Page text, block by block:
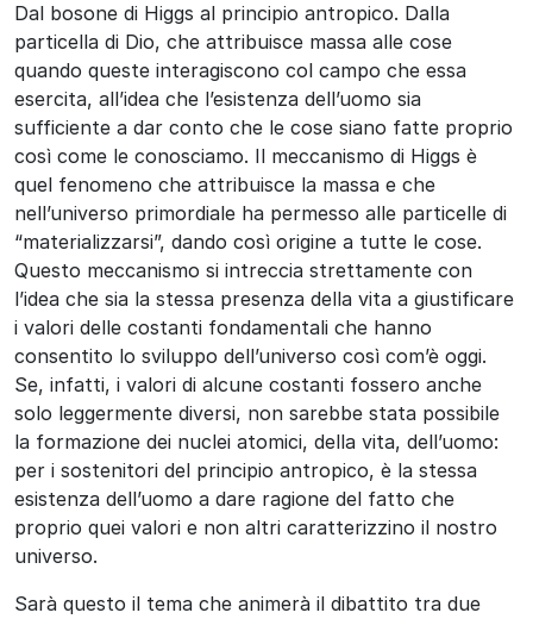
Dal bosone di Higgs al principio antropico. Dalla
particella di Dio, che attribuisce massa alle cose
quando queste interagiscono col campo che essa
esercita, all’idea che l’esistenza dell’uomo sia
sufficiente a dar conto che le cose siano fatte proprio
così come le conosciamo. Il meccanismo di Higgs è
quel fenomeno che attribuisce la massa e che
nell’universo primordiale ha permesso alle particelle di
“materializzarsi”, dando così origine a tutte le cose.
Questo meccanismo si intreccia strettamente con
l’idea che sia la stessa presenza della vita a giustificare
i valori delle costanti fondamentali che hanno
consentito lo sviluppo dell’universo così com’è oggi.
Se, infatti, i valori di alcune costanti fossero anche
solo leggermente diversi, non sarebbe stata possibile
la formazione dei nuclei atomici, della vita, dell’uomo:
per i sostenitori del principio antropico, è la stessa
esistenza dell’uomo a dare ragione del fatto che
proprio quei valori e non altri caratterizzino il nostro
universo.
Sarà questo il tema che animerà il dibattito tra due